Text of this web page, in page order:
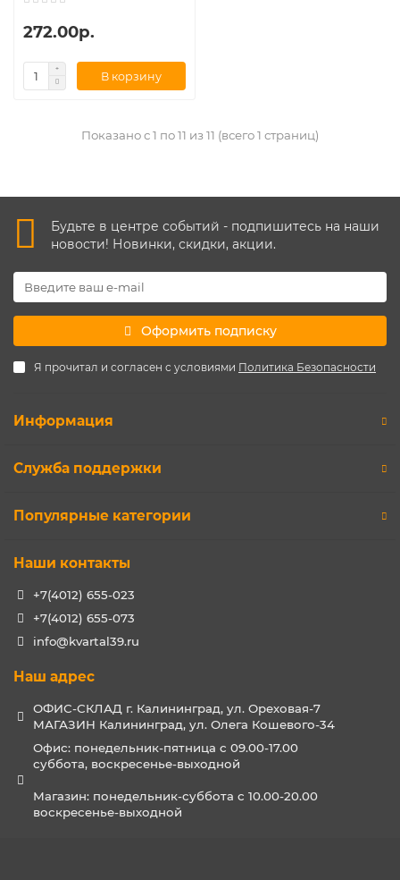
272.00р.
В корзину
Показано с 1 по 11 из 11 (всего 1 страниц)
Будьте в центре событий - подпишитесь на наши
новости! Новинки, скидки, акции.
Оформить подписку
Я прочитал и согласен с условиями Политика Безопасности
Информация
Служба поддержки
Популярные категории
Наши контакты
+7(4012) 655-023
+7(4012) 655-073
info@kvartal39.ru
Наш адрес
ОФИС-СКЛАД г. Калининград, ул. Ореховая-7
МАГАЗИН Калининград, ул. Олега Кошевого-34
Офис: понедельник-пятница с 09.00-17.00
суббота, воскресенье-выходной
Магазин: понедельник-суббота с 10.00-20.00
воскресенье-выходной